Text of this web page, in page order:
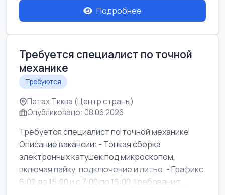
Подробнее
Требуется специалист по точной
механике
Требуются
Петах Тиква (Центр страны)
Опубликовано: 08.06.2026
Требуется специалист по точной механике
Описание вакансии: - Тонкая сборка
электронных катушек под микроскопом,
включая пайку, подключение и литье. - Графикс
6:00 до 15:00 и с 7:00 до 16:00 Требования...